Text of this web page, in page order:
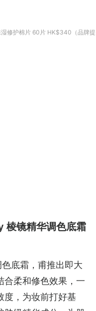
修护棉⽚ 60片 HK$340（品牌提
棱镜精华调色底霜
底霜，甫推出即大
合柔和修色效果，一
度，为妆前打好基